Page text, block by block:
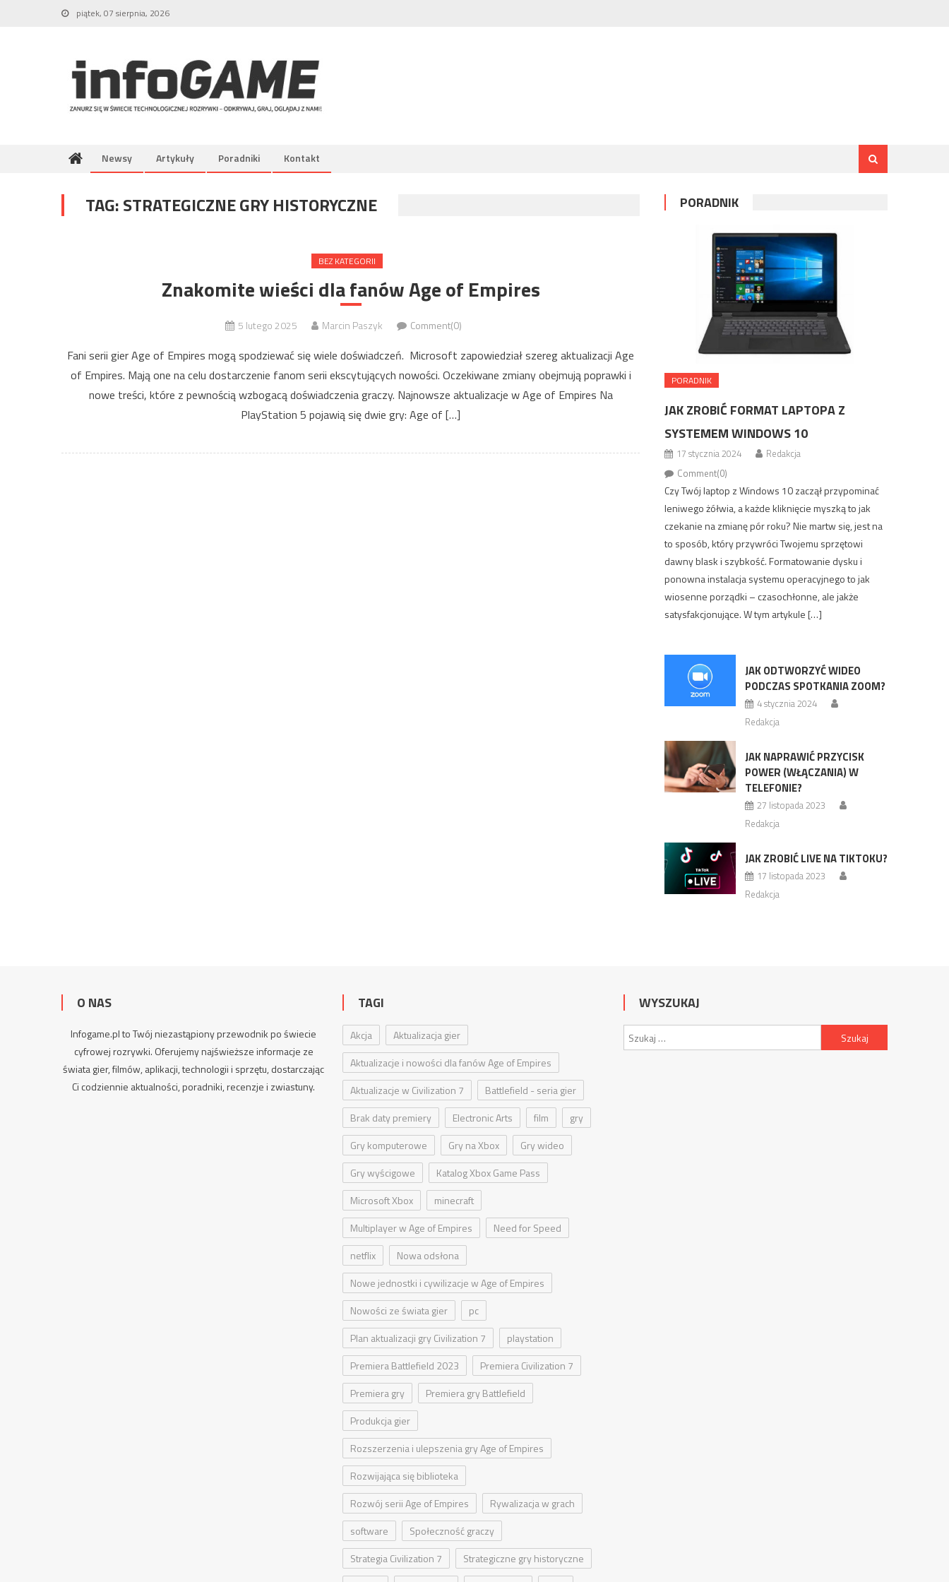
piątek, 07 sierpnia, 2026
Newsy Artykuły Poradniki Kontakt
TAG:STRATEGICZNE GRY HISTORYCZNE
BEZ KATEGORII
Znakomite wieści dla fanów Age of Empires
5 lutego 2025 Marcin Paszyk Comment(0)
Fani serii gier Age of Empires mogą spodziewać się wiele doświadczeń. Microsoft zapowiedział szereg aktualizacji Age
of Empires. Mają one na celu dostarczenie fanom serii ekscytujących nowości. Oczekiwane zmiany obejmują poprawki i
nowe treści, które z pewnością wzbogacą doświadczenia graczy. Najnowsze aktualizacje w Age of Empires Na
PlayStation 5 pojawią się dwie gry: Age of […]
PORADNIK
PORADNIK
JAK ZROBIĆ FORMAT LAPTOPA Z
SYSTEMEM WINDOWS 10
17 stycznia 2024
Redakcja
Comment(0)
Czy Twój laptop z Windows 10 zaczął przypominać
leniwego żółwia, a każde kliknięcie myszką to jak
czekanie na zmianę pór roku? Nie martw się, jest na
to sposób, który przywróci Twojemu sprzętowi
dawny blask i szybkość. Formatowanie dysku i
ponowna instalacja systemu operacyjnego to jak
wiosenne porządki – czasochłonne, ale jakże
satysfakcjonujące. W tym artykule […]
JAK ODTWORZYĆ WIDEO
PODCZAS SPOTKANIA ZOOM?
4 stycznia 2024
Redakcja
JAK NAPRAWIĆ PRZYCISK
POWER (WŁĄCZANIA) W
TELEFONIE?
27 listopada 2023
Redakcja
JAK ZROBIĆ LIVE NA TIKTOKU?
17 listopada 2023
Redakcja
O NAS
Infogame.pl to Twój niezastąpiony przewodnik po świecie
cyfrowej rozrywki. Oferujemy najświeższe informacje ze
świata gier, filmów, aplikacji, technologii i sprzętu, dostarczając
Ci codziennie aktualności,poradniki, recenzje i zwiastuny.
TAGI
Akcja
Aktualizacja gier
Aktualizacje i nowości dla fanów Age of Empires
Aktualizacje w Civilization 7
Battlefield - seria gier
Brak daty premiery
Electronic Arts film
gry
Gry komputerowe
Gry na Xbox
Gry wideo
Gry wyścigowe
Katalog Xbox Game Pass
Microsoft Xbox
minecraft
Multiplayer w Age of Empires
Need for Speed
netflix
Nowa odsłona
Nowe jednostki i cywilizacje w Age of Empires
Nowości ze świata gier
pc
Plan aktualizacji gry Civilization 7
playstation
Premiera Battlefield 2023
Premiera Civilization 7
Premiera gry
Premiera gry Battlefield
Produkcja gier
Rozszerzenia i ulepszenia gry Age of Empires
Rozwijająca się biblioteka
Rozwój serii Age of Empires
Rywalizacja w grach
software
Społeczność graczy
Strategia Civilization 7
Strategiczne gry historyczne
WYSZUKAJ
Szukaj: